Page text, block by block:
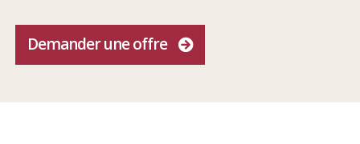
Demander une offre